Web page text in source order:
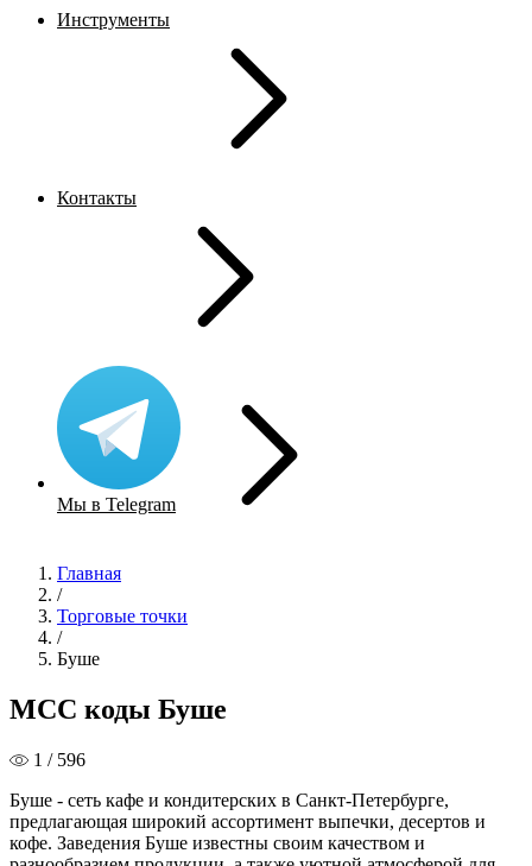
Инструменты
Контакты
Мы в Telegram
Главная
/
Торговые точки
/
Буше
MCC коды Буше
1 / 596
Буше - сеть кафе и кондитерских в Санкт-Петербурге,
предлагающая широкий ассортимент выпечки, десертов и
кофе. Заведения Буше известны своим качеством и